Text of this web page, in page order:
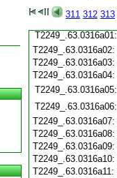
311 312 313
T2249_.63.0315c28:
T2249_.63.0315c29:
T2249_.63.0316a01:
T2249_.63.0316a02:
T2249_.63.0316a03:
T2249_.63.0316a04:
T2249_.63.0316a05:
T2249_.63.0316a06:
T2249_.63.0316a07:
T2249_.63.0316a08:
T2249_.63.0316a09:
T2249_.63.0316a10:
T2249_.63.0316a11: